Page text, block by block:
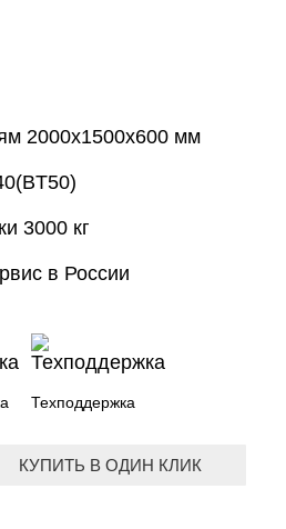
2000х1500х600 мм
3000 кг
в России
Техподдержка
КУПИТЬ В ОДИН КЛИК